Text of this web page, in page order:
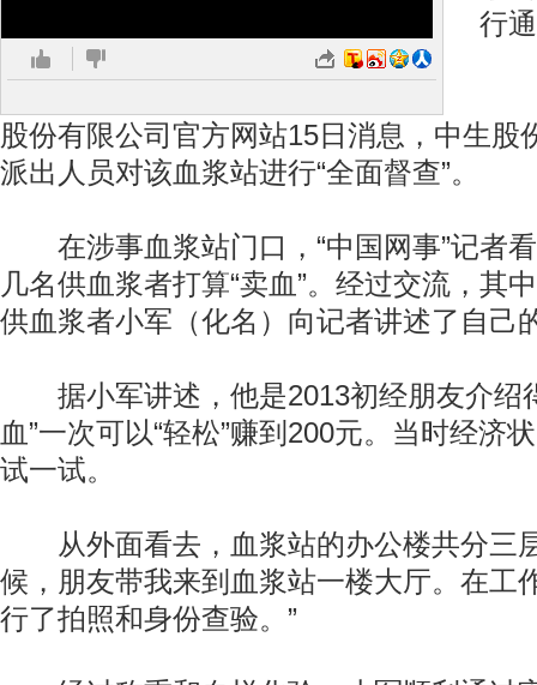
行
股份有限公司官方网站15日消息，中生股
派出人员对该血浆站进行“全面督查”。
在涉事血浆站门口，“中国网事”记者
几名供血浆者打算“卖血”。经过交流，其
供血浆者小军（化名）向记者讲述了自己
据小军讲述，他是2013初经朋友介绍
血”一次可以“轻松”赚到200元。当时经济
试一试。
从外面看去，血浆站的办公楼共分三
候，朋友带我来到血浆站一楼大厅。在工
行了拍照和身份查验。”